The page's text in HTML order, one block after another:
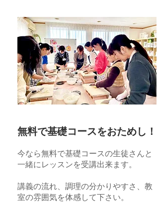
無料で基礎コースをおためし！
今なら無料で基礎コースの生徒さんと
一緒にレッスンを受講出来ます。​
講義の流れ、調理の分かりやすさ、教
室の雰囲気を体感して下さい。